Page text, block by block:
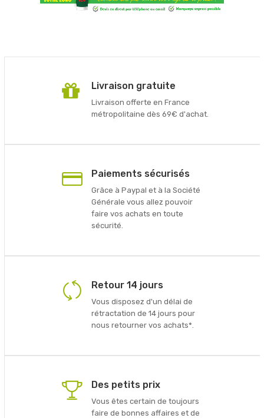
Livraison gratuite
Livraison offerte en France
métropolitaine dès 69€ d'achat.
Paiements sécurisés
Grâce à Paypal et à la Société
Générale vous allez pouvoir
faire vos achats en toute
sécurité.
Retour 14 jours
Vous disposez d'un délai de
rétractation de 14 jours pour
nous retourner vos achats*.
Des petits prix
Vous êtes certain de toujours
faire de bonnes affaires et de